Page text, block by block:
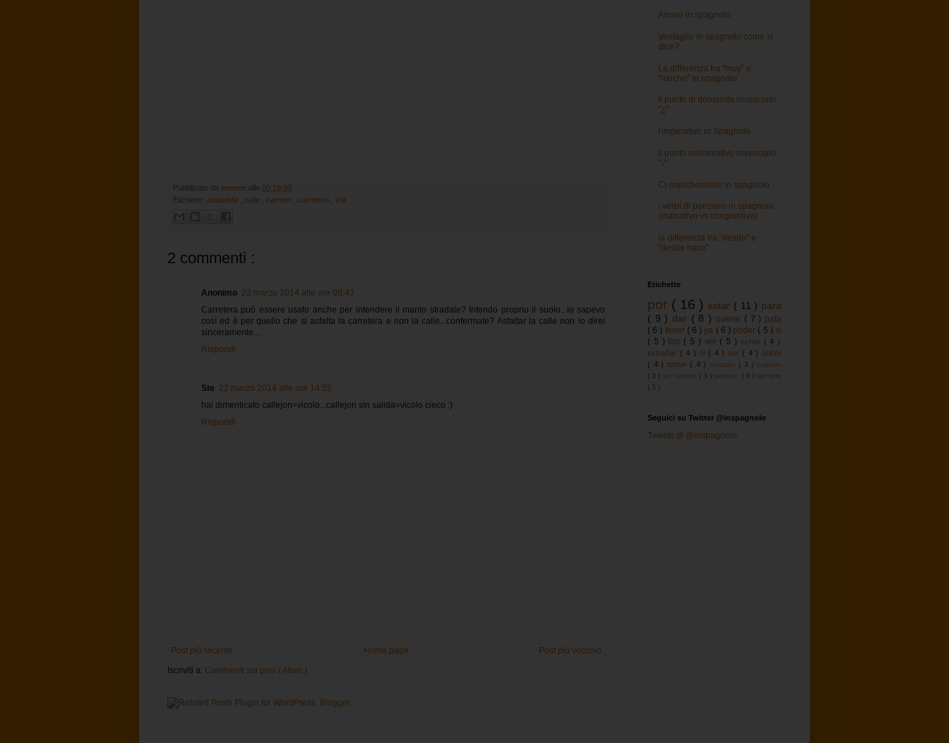
Pubblicato da eeeeee alle 00:18:00
Etichette: autopista calle camino carretera vía
2 commenti :
Anonimo 22 marzo 2014 alle ore 08:43
Carretera può essere usato anche per intendere il manto stradale? Intendo proprio il suolo...io sapevo
così ed è per quello che si asfalta la carretera e non la calle...confermate? Asfaltar la calle non lo direi
sinceramente....
Rispondi
Ste 22 marzo 2014 alle ore 14:55
hai dimenticato callejon=vicolo...callejon sin salida=vicolo cieco :)
Rispondi
Post più recente Post più vecchio
Home page
Iscriviti a: Commenti sul post ( Atom )
Amaro in spagnolo
Ventaglio in spagnolo come si
dice?
La differenza tra "muy" e
"mucho" in spagnolo
il punto di domanda rovesciato
"¿"
l'imperativo in Spagnolo
il punto esclamativo rovesciato
"¡"
Ci mancherebbe in spagnolo
i verbi di pensiero in spagnolo
(indicativo vs congiuntivo)
la differenza tra "desde" e
"desde hace"
Etichette
por ( 16 ) estar ( 11 ) para
( 9 ) dar ( 8 ) querer ( 7 ) pata
( 6 ) tener ( 6 )ya ( 6 ) poder ( 5 ) si
( 5 )tan ( 5 ) ver ( 5 ) echar ( 4 )
extrañar ( 4 ) ni ( 4 ) ser ( 4 ) sobre
( 4 ) tomar ( 4 ) corazón ( 3 ) cuando
( 3 ) en cambio ( 3 ) parecer ( 3 ) siempre
( 3 )
Seguici su Twitter @inspagnolo
Tweets di @inspagnolo